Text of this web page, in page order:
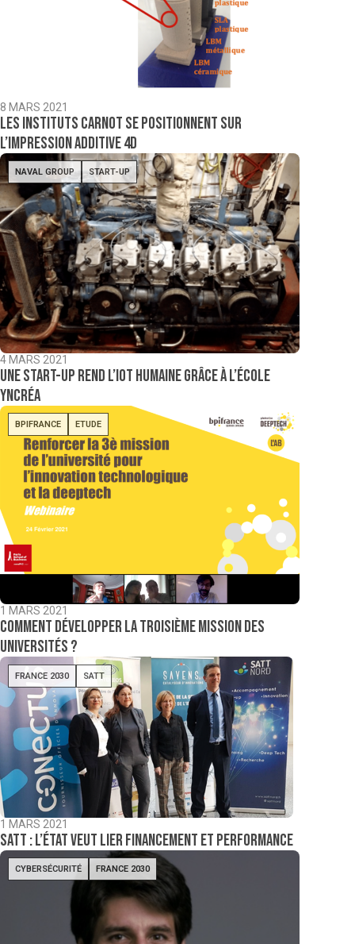
8 MARS 2021
Les Instituts Carnot se positionnent sur
l’impression additive 4D
NAVAL GROUP START-UP
4 MARS 2021
Une start-up rend l’IoT humaine grâce à l’école
Yncréa
BPIFRANCE ETUDE
1 MARS 2021
Comment développer la troisième mission des
universités ?
FRANCE 2030 SATT
1 MARS 2021
Satt : l’État veut lier financement et performance
CYBERSÉCURITÉ FRANCE 2030